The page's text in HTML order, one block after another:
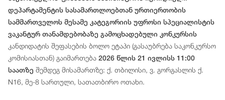
დეპარტამენტის სასამართლოებთან ურთიერთობის
სამმართველოს მესამე კატეგორიის უფროსი სპეციალისტის
ვაკანტურ თანამდებობაზე გამოცხადებული კონკურსის
კანდიდატის შეფასების ბოლო ეტაპი (გასაუბრება საკონკურსო
კომისიასთან) გაიმართება 2026 წლის 21 ივლისს 11:00
საათზე შემდეგ მისამართზე: ქ. თბილისი, ვ. გორგასლის ქ.
N16, მე-8 სართული, სათათბირო ოთახი.